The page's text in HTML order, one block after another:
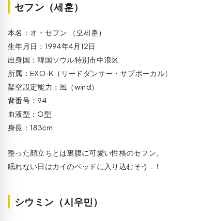
セフン（세훈）
本名：オ・セフン （오세훈）
生年月日：1994年4月12日
出身国：韓国ソウル特別市中浪区
所属：EXO-K（リードダンサー・サブボーカル）
架空設定能力：風（wind）
背番号：94
血液型：O型
身長：183cm
整った顔立ちとは裏腹に可愛い性格のセフン。
眠れない日はカイのベッドに入り込むそう…！
シウミン（시우민）